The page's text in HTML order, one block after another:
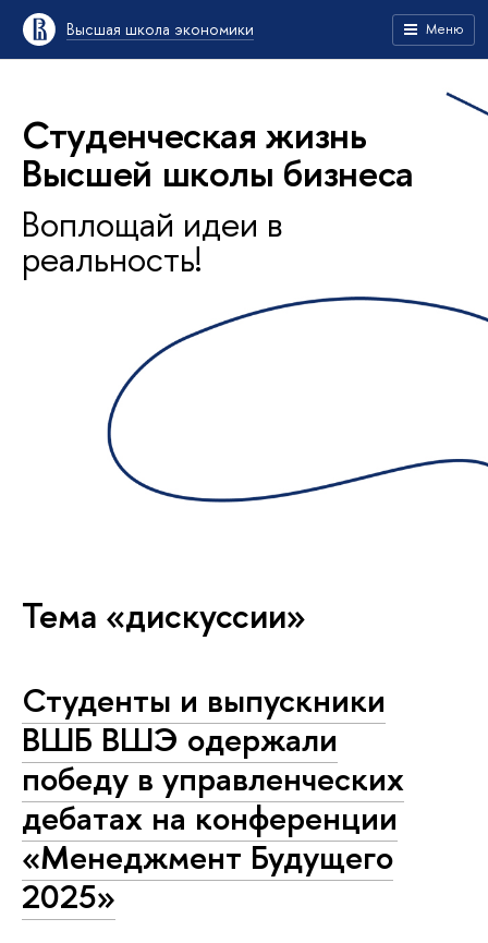
Высшая школа экономики Меню
Студенческая жизнь
Высшей школы бизнеса
Воплощай идеи в
реальность!
Тема «дискуссии»
Студенты и выпускники
ВШБ ВШЭ одержали
победу в управленческих
дебатах на конференции
«Менеджмент Будущего
2025»